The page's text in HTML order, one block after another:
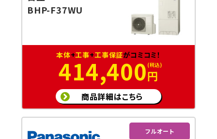
BHP-F37WU
本体+工事+工事保証がコミコミ！
414,400円
商品詳細はこちら
フルオート